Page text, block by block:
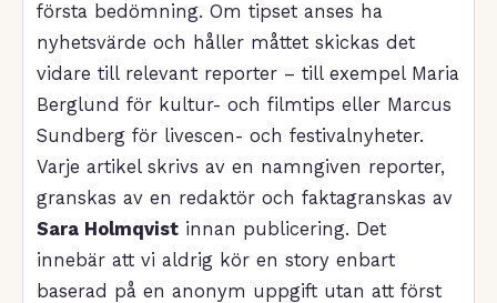
första bedömning. Om tipset anses ha
nyhetsvärde och håller måttet skickas det
vidare till relevant reporter – till exempel Maria
Berglund för kultur- och filmtips eller Marcus
Sundberg för livescen- och festivalnyheter.
Varje artikel skrivs av en namngiven reporter,
granskas av en redaktör och faktagranskas av
Sara Holmqvist innan publicering. Det
innebär att vi aldrig kör en story enbart
baserad på en anonym uppgift utan att först